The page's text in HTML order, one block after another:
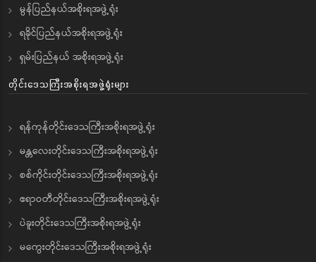
မွန်ပြည်နယ်အစိုးရအဖွဲ့ရုံး
ရခိုင်ပြည်နယ်အစိုးရအဖွဲ့ရုံး
ရှမ်းပြည်နယ် အစိုးရအဖွဲ့ရုံး
တိုင်းဒေသကြီးအစိုးရအဖွဲ့ရုံးများ
ရန်ကုန်တိုင်းဒေသကြီးအစိုးရအဖွဲ့ရုံး
မန္တလေးတိုင်းဒေသကြီးအစိုးရအဖွဲ့ရုံး
စစ်ကိုင်းတိုင်းဒေသကြီးအစိုးရအဖွဲ့ရုံး
ဧရာဝတီတိုင်းဒေသကြီးအစိုးရအဖွဲ့ရုံး
ပဲခူးတိုင်းဒေသကြီးအစိုးရအဖွဲ့ရုံး
မကွေးတိုင်းဒေသကြီးအစိုးရအဖွဲ့ရုံး